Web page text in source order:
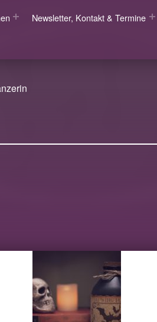
Newsletter, Kontakt & Termine